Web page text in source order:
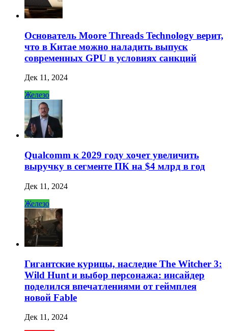
Основатель Moore Threads Technology верит,
что в Китае можно наладить выпуск
современных GPU в условиях санкций
Дек 11, 2024
Железо
Qualcomm к 2029 году хочет увеличить
выручку в сегменте ПК на $4 млрд в год
Дек 11, 2024
Железо
Гигантские курицы, наследие The Witcher 3:
Wild Hunt и выбор персонажа: инсайдер
поделился впечатлениями от геймплея
новой Fable
Дек 11, 2024